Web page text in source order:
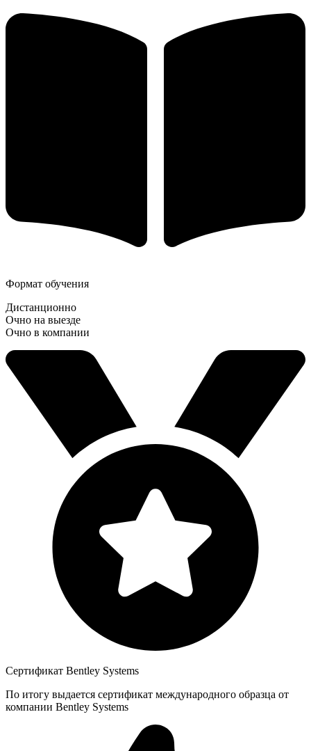
Формат обучения
Дистанционно
Очно на выезде
Очно в компании
Сертификат Bentley Systems
По итогу выдается сертификат международного образца от
компании Bentley Systems